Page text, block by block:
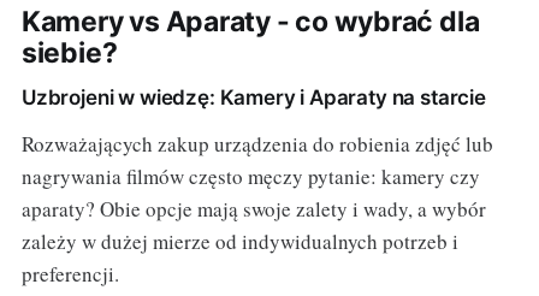
Kamery vs Aparaty - co wybrać dla
siebie?
Uzbrojeni w wiedzę: Kamery i Aparaty na starcie
Rozważających zakup urządzenia do robienia zdjęć lub
nagrywania filmów często męczy pytanie: kamery czy
aparaty? Obie opcje mają swoje zalety i wady, a wybór
zależy w dużej mierze od indywidualnych potrzeb i
preferencji.